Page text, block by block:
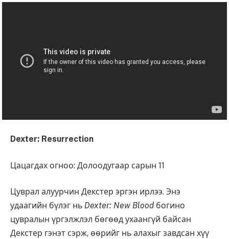
Dexter: Resurrection
Цацагдах огноо: Долоодугаар сарын 11
Цуврал алуурчин Декстер эргэн ирлээ. Энэ
удаагийн бүлэг нь Dexter: New Blood богино
цувралын үргэлжлэл бөгөөд ухаангүй байсан
Декстер гэнэт сэрж, өөрийг нь алахыг завдсан хүү